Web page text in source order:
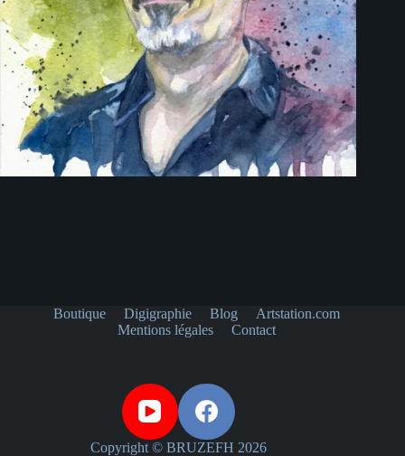
Boutique Digigraphie Blog
Artstation.com
Mentions légales
Contact
Copyright © BRUZEFH 2026